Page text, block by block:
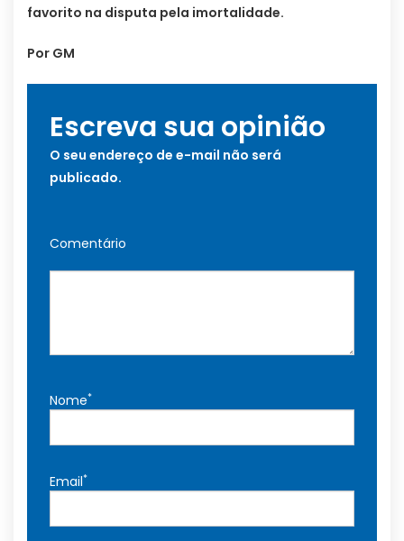
favorito na disputa pela imortalidade.
Por GM
Escreva sua opinião
O seu endereço de e-mail não será
publicado.
Comentário
Nome*
Email*